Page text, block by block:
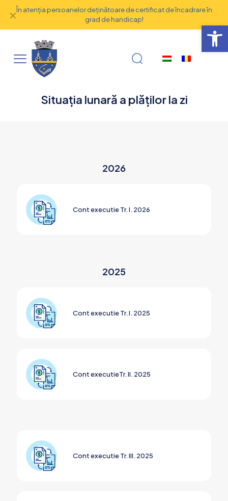
În atenţia persoanelor deţinătoare de certificat de încadrare în
grad de handicap!
✕
Situația lunară a plăților la zi
2026
Cont executie Tr. I. 2026
2025
Cont executie Tr. I. 2025
Cont executieTr. II. 2025
Cont executie Tr. III. 2025